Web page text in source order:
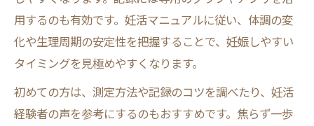
用するのも有効です。妊活マニュアルに従い、体調の変
化や生理周期の安定性を把握することで、妊娠しやすい
タイミングを見極めやすくなります。
初めての方は、測定方法や記録のコツを調べたり、妊活
経験者の声を参考にするのもおすすめです。焦らず一歩